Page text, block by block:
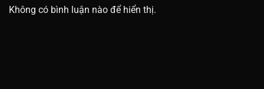
Không có bình luận nào để hiển thị.